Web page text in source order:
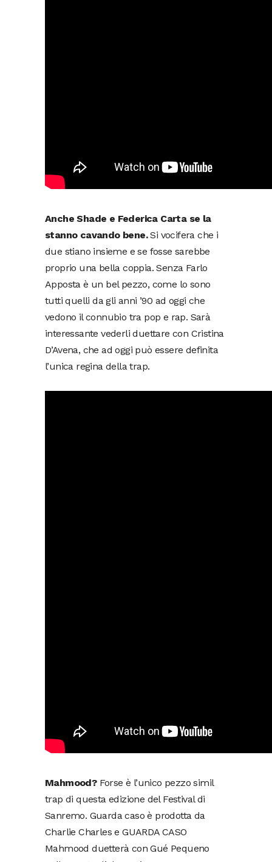
Anche Shade e Federica Carta se la
stanno cavando bene.Si vocifera che i
due stiano insieme e se fosse sarebbe
proprio una bella coppia. Senza Farlo
Apposta è un bel pezzo, come lo sono
tutti quelli da gli anni ’90 ad oggi che
vedono il connubio tra pop e rap. Sarà
interessante vederli duettare con Cristina
D’Avena, che ad oggi può essere definita
l’unica regina della trap.
Mahmood?Forse è l’unico pezzo simil
trap di questa edizione del Festival di
Sanremo. Guarda caso è prodotta da
Charlie Charles e GUARDA CASO
Mahmood duetterà con Gué Pequeno